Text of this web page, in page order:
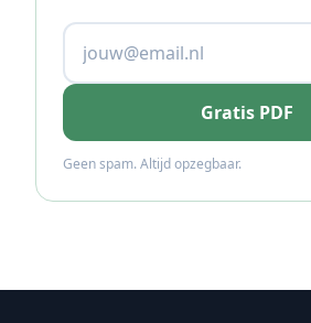
Gratis PDF
Geen spam. Altijd opzegbaar.